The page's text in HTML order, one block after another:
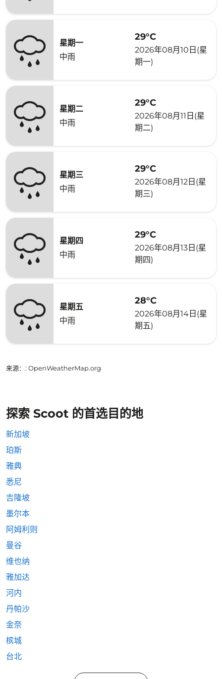
星期一
中雨
29°C
2026年08月10日(星
期一)
星期二
中雨
29°C
2026年08月11日(星
期二)
星期三
中雨
29°C
2026年08月12日(星
期三)
星期四
中雨
29°C
2026年08月13日(星
期四)
星期五
中雨
28°C
2026年08月14日(星
期五)
来源： : OpenWeatherMap.org
探索 Scoot 的首选目的地
新加坡
珀斯
雅典
悉尼
吉隆坡
墨尔本
阿姆利则
曼谷
维也纳
雅加达
河内
丹帕沙
金奈
槟城
台北